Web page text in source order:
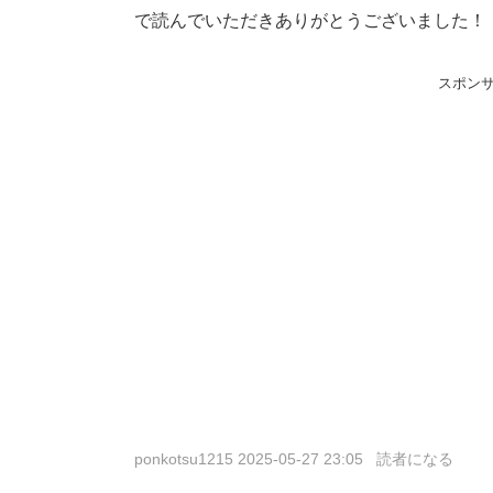
で読んでいただきありがとうございました！
スポン
ponkotsu1215 2025-05-27 23:05 読者になる